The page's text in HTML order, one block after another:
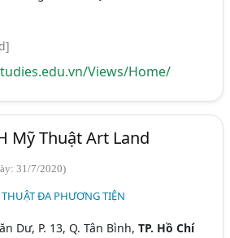
Views/Home/
Mỹ Thuật Art Land
31/7/2020)
ĐA PHƯƠNG TIỆN
Dư, P. 13, Q. Tân Bình,TP. Hồ Chí